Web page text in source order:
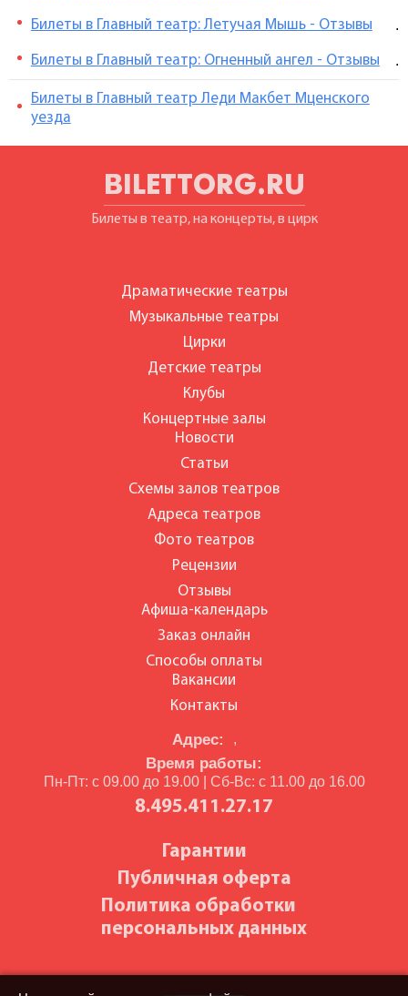
Билеты в Главный театр: Летучая Мышь - Отзывы .
Билеты в Главный театр: Огненный ангел - Отзывы .
Билеты в Главный театр Леди Макбет Мценского
уезда
BILETTORG.RU
Билеты в театр, на концерты, в цирк
Адрес: ,
Время работы:
Пн-Пт: с 09.00 до 19.00 | Сб-Вс: с 11.00 до 16.00
8.495.411.27.17
Гарантии
Публичная оферта
Политика обработки
персональных данных
Драматические театры
Музыкальные театры
Цирки
Детские театры
Клубы
Концертные залы
Новости
Статьи
Схемы залов театров
Адреса театров
Фото театров
Рецензии
Отзывы
Афиша-календарь
Заказ онлайн
Способы оплаты
Вакансии
Контакты